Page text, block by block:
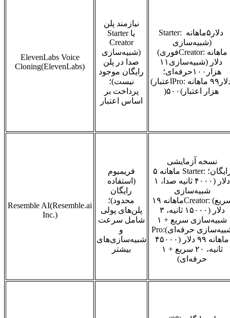
ElevenLabs Voice
Cloning(ElevenLabs)
نیازمند پلن
Starter یا
Creator
(شبیه‌سازی
صدا در پلن
رایگان موجود
نیست)؛
پرداخت بر
اساس اعتبار
Starter: ماهانه۵ دلار
(شبیه‌سازی
فوری)Creator: ماهانه
۱۱ دلار (شبیه‌سازی
حرفه‌ای؛۱۰۰ هزار
اعتبار) Pro: ۹۹
(۵۰۰هزار اعتبار)
Resemble AI(Resemble.ai
Inc.)
فریمیوم
(استفاده
رایگان
محدود)؛
پلن‌های پولی
شامل سرعت
و
شبیه‌سازی‌های
بیشتر
نسخه آزمایشی
Starter: ماهانه ۵
دلار (۴۰۰۰ ثانیه صدا، ۱
شبیه‌سازی
Creator:ماهانه ۱۹
دلار (۱۵۰۰۰ ثانیه،۳
شبیه‌سازی سریع + ۱
حرفه‌ای)Pro:
ماهانه ۹۹ دلار (۴۵۰۰۰
ثانیه، ۲۰ سریع + ۱
حرفه‌ای)